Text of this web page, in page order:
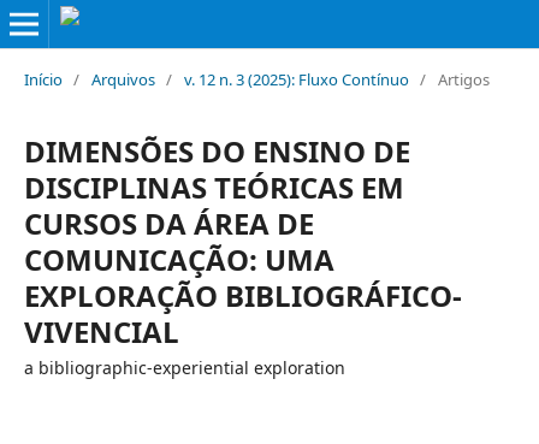
Início / Arquivos / v. 12 n. 3 (2025): Fluxo Contínuo / Artigos
DIMENSÕES DO ENSINO DE
DISCIPLINAS TEÓRICAS EM
CURSOS DA ÁREA DE
COMUNICAÇÃO: UMA
EXPLORAÇÃO BIBLIOGRÁFICO-
VIVENCIAL
a bibliographic-experiential exploration